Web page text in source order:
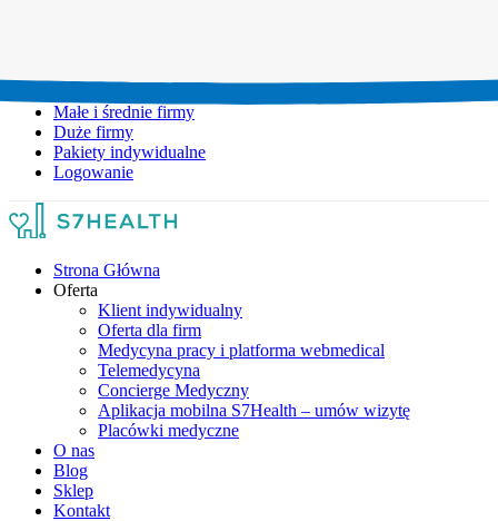
Małe i średnie firmy
Duże firmy
Pakiety indywidualne
Logowanie
Strona Główna
Oferta
Klient indywidualny
Oferta dla firm
Medycyna pracy i platforma webmedical
Telemedycyna
Concierge Medyczny
Aplikacja mobilna S7Health – umów wizytę
Placówki medyczne
O nas
Blog
Sklep
Kontakt